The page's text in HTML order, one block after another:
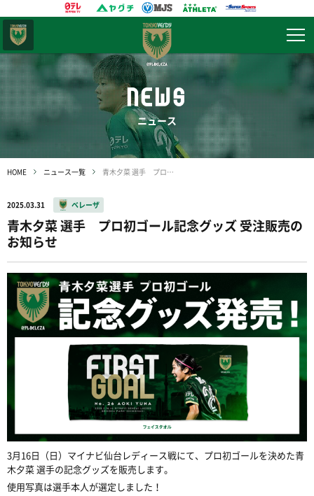
NEWS
ニュース
HOME ニュース一覧 青木夕菜 選手 プロ初ゴール記念グッズ 受注販売のお知らせ
2025.03.31 ベレーザ
青木夕菜 選手 プロ初ゴール記念グッズ 受注販売の
お知らせ
3月16日（日）マイナビ仙台レディース戦にて、プロ初ゴールを決めた青
木夕菜 選手の記念グッズを販売します。
使用写真は選手本人が選定しました！